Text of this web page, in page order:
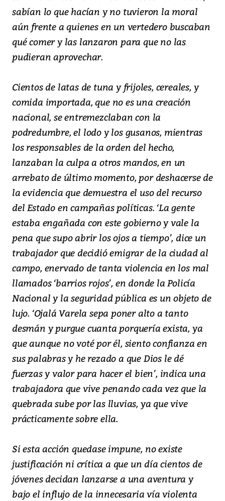
sabían lo que hacían y no tuvieron la moral
aún frente a quienes en un vertedero buscaban
qué comer y las lanzaron para que no las
pudieran aprovechar.
Cientos de latas de tuna y frijoles, cereales, y
comida importada, que no es una creación
nacional, se entremezclaban con la
podredumbre, el lodo y los gusanos, mientras
los responsables de la orden del hecho,
lanzaban la culpa a otros mandos, en un
arrebato de último momento, por deshacerse de
la evidencia que demuestra el uso del recurso
del Estado en campañas políticas. ‘La gente
estaba engañada con este gobierno y vale la
pena que supo abrir los ojos a tiempo’, dice un
trabajador que decidió emigrar de la ciudad al
campo, enervado de tanta violencia en los mal
llamados ‘barrios rojos’, en donde la Policía
Nacional y la seguridad pública es un objeto de
lujo. ‘Ojalá Varela sepa poner alto a tanto
desmán y purgue cuanta porquería exista, ya
que aunque no voté por él, siento confianza en
sus palabras y he rezado a que Dios le dé
fuerzas y valor para hacer el bien’, indica una
trabajadora que vive penando cada vez que la
quebrada sube por las lluvias, ya que vive
prácticamente sobre ella.
Si esta acción quedase impune, no existe
justificación ni crítica a que un día cientos de
jóvenes decidan lanzarse a una aventura y
bajo el influjo de la innecesaria vía violenta